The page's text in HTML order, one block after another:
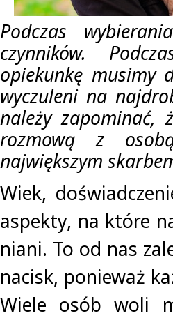
Podczas
czynników.
opiekunkę musimy
wyczuleni na
należy
rozmową z
największym
Wiek,
aspekty, na które
niani. To od nas
nacisk, ponieważ
Wiele osób woli